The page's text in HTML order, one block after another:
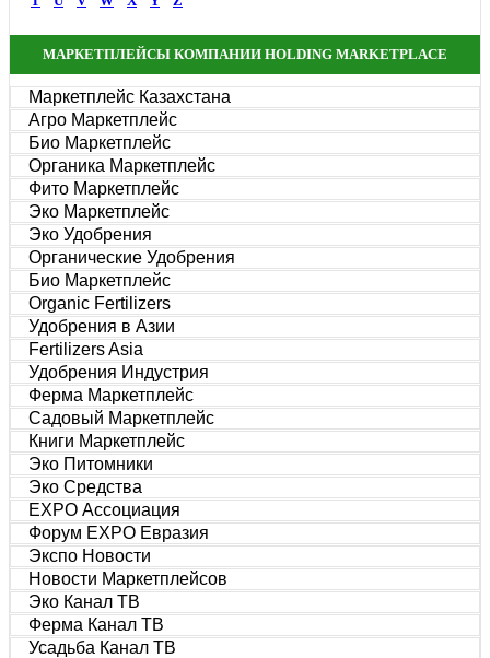
МАРКЕТПЛЕЙСЫ КОМПАНИИ HOLDING MARKETPLACE
Маркетплейс Казахстана
Агро Маркетплейс
Био Маркетплейс
Органика Маркетплейс
Фито Маркетплейс
Эко Маркетплейс
Эко Удобрения
Органические Удобрения
Био Маркетплейс
Organic Fertilizers
Удобрения в Азии
Fertilizers Asia
Удобрения Индустрия
Ферма Маркетплейс
Садовый Маркетплейс
Книги Маркетплейс
Эко Питомники
Эко Средства
EXPO Ассоциация
Форум EXPO Евразия
Экспо Новости
Новости Маркетплейсов
Эко Канал ТВ
Ферма Канал ТВ
Усадьба Канал ТВ